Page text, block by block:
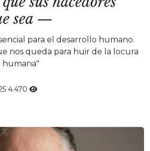
sea —
para el desarrollo humano.
nos queda para huir de la locura
humana"
4.470